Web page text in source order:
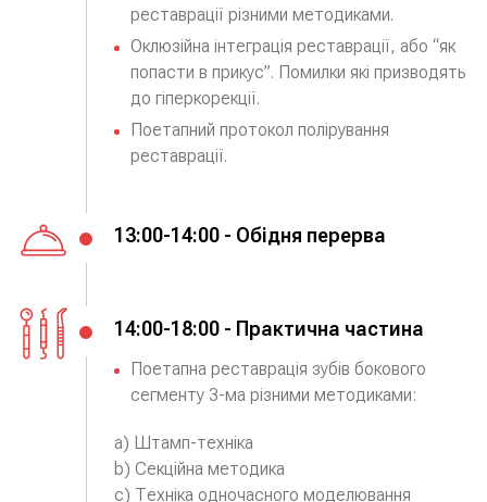
реставрації різними методиками.
Оклюзійна інтеграція реставрації, або “як
попасти в прикус”. Помилки які призводять
до гіперкорекції.
Поетапний протокол полірування
реставрації.
13:00-14:00 - Обідня перерва
14:00-18:00 - Практична частина
Поетапна реставрація зубів бокового
сегменту 3-ма різними методиками:
a) Штамп-техніка
b) Секційна методика
c) Техніка одночасного моделювання